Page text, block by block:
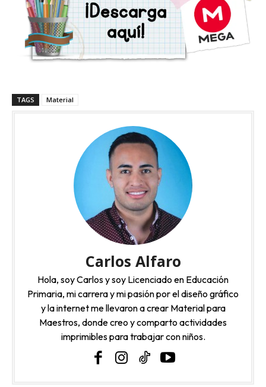
TAGS Material
Carlos Alfaro
Hola, soy Carlos y soy Licenciado en Educación
Primaria, mi carrera y mi pasión por el diseño gráfico
y la internet me llevaron a crear Material para
Maestros, donde creo y comparto actividades
imprimibles para trabajar con niños.